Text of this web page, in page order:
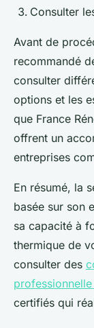
Consulter
Avant de
recommandé
consulter
options et les
que France
offrent un
entreprises
En résumé, la
basée sur son
sa capacité à
thermique de
consulter des
certifiés qui